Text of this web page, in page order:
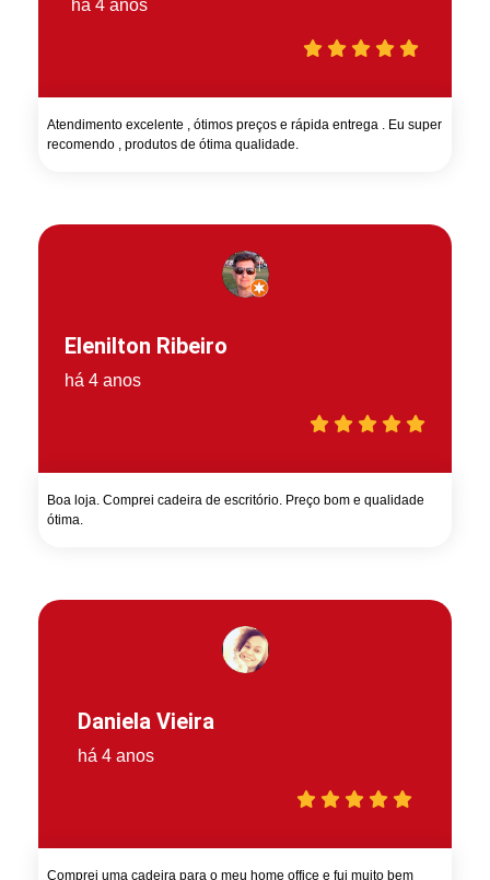
há 4 anos
Atendimento excelente , ótimos preços e rápida entrega . Eu super
recomendo , produtos de ótima qualidade.
Elenilton Ribeiro
há 4 anos
Boa loja. Comprei cadeira de escritório. Preço bom e qualidade
ótima.
Daniela Vieira
há 4 anos
Comprei uma cadeira para o meu home office e fui muito bem